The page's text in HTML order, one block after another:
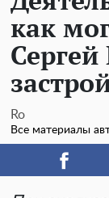
как
Ro
Все материалы